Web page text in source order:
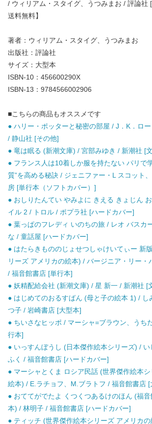
/ ウィリアム・スタイグ、うつみまお / 評論社
送料無料】
著者：ウィリアム・スタイグ、うつみまお
出版社：評論社
サイズ：大型本
ISBN-10：456600290X
ISBN-13：9784566002906
■こちらの商品もオススメです
● ハリー・ポッターと秘密の部屋 / J．K．ロ
/ 静山社 [その他]
● 竜は眠る (新潮文庫) / 宮部みゆき / 新潮社 [
● フランス人は10着しか服を持たない パリで
質”を高める秘訣 / ジェニファー・L スコット
房 [単行本（ソフトカバー）]
● おしりたんてい やみよに きえる きょじん
イル 2 / トロル / ポプラ社 [ハードカバー]
● 葉っぱのフレディ いのちの旅 / レオ バスカ
な / 童話屋 [ハードカバー]
● はたらきもののじょせつしゃけいてぃー 新
リーズ アメリカの絵本) / バージニア・リー・
/ 福音館書店 [単行本]
● 妖精配給会社 (新潮文庫) / 星 新一 / 新潮社 [
● はじめてのおるすばん (母と子の絵本 1) / し
つ子 / 岩崎書店 [大型本]
● ちいさなヒッポ / マーシャ=ブラウン、うち
行本]
● いっすんぼうし (日本傑作絵本シリーズ) /
ふく / 福音館書店 [ハードカバー]
● マーシャとくま ロシア民話 (世界傑作絵本
絵本) / E.ラチョフ、M.ブラトフ / 福音館書店 [
● おててがでたよ くつくつあるけのほん (福
本) / 林明子 / 福音館書店 [ハードカバー]
● ティッチ (世界傑作絵本シリーズ アメリカ